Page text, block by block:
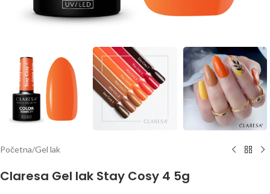
Početna/Gel lak
Claresa Gel lak Stay Cosy 4 5g